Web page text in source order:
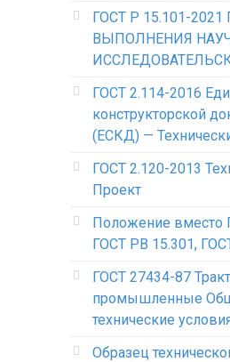
ГОСТ Р 15.101-
ВЫПОЛНЕНИЯ
ГОСТ 2.114-2016
конструкторской
(ЕСКД) —
ГОСТ 2.120-2013
Проект
Положение вместо
ГОСТ РВ 15.301,
ГОСТ 27434-87
промышленные
технические
Образец